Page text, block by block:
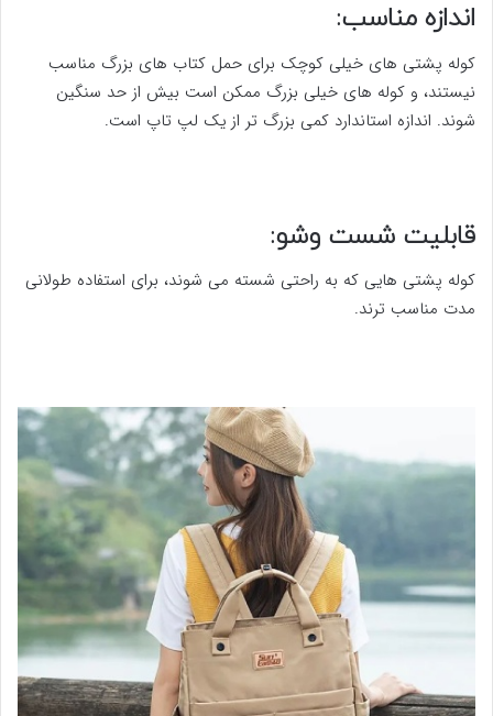
اندازه مناسب:
کوله پشتی های خیلی کوچک برای حمل کتاب های بزرگ مناسب
نیستند، و کوله های خیلی بزرگ ممکن است بیش از حد سنگین
شوند. اندازه استاندارد کمی بزرگ تر از یک لپ تاپ است.
قابلیت شست وشو:
کوله پشتی هایی که به راحتی شسته می شوند، برای استفاده طولانی
مدت مناسب ترند.